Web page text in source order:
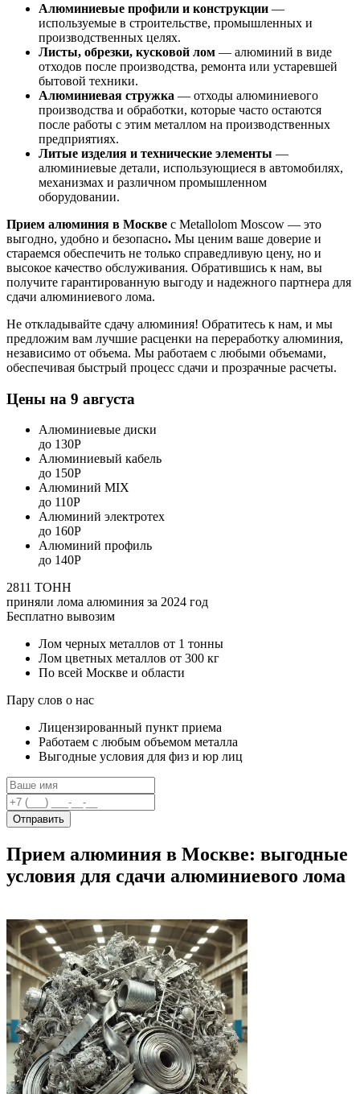
Алюминиевые профили и конструкции —
используемые в строительстве, промышленных и
производственных целях.
Листы, обрезки, кусковой лом — алюминий в виде
отходов после производства, ремонта или устаревшей
бытовой техники.
Алюминиевая стружка — отходы алюминиевого
производства и обработки, которые часто остаются
после работы с этим металлом на производственных
предприятиях.
Литые изделия и технические элементы —
алюминиевые детали, использующиеся в автомобилях,
механизмах и различном промышленном
оборудовании.
Прием алюминия в Москве с Metallolom Moscow — это
выгодно, удобно и безопасно. Мы ценим ваше доверие и
стараемся обеспечить не только справедливую цену, но и
высокое качество обслуживания. Обратившись к нам, вы
получите гарантированную выгоду и надежного партнера для
сдачи алюминиевого лома.
Не откладывайте сдачу алюминия! Обратитесь к нам, и мы
предложим вам лучшие расценки на переработку алюминия,
независимо от объема. Мы работаем с любыми объемами,
обеспечивая быстрый процесс сдачи и прозрачные расчеты.
Цены на 9 августа
Алюминиевые диски
до 130Р
Алюминиевый кабель
до 150Р
Алюминий MIX
до 110Р
Алюминий электротех
до 160Р
Алюминий профиль
до 140Р
2811 ТОНН
приняли лома алюминия за 2024 год
Бесплатно вывозим
Лом черных металлов от 1 тонны
Лом цветных металлов от 300 кг
По всей Москве и области
Пару слов о нас
Лицензированный пункт приема
Работаем с любым объемом металла
Выгодные условия для физ и юр лиц
Отправить
Прием алюминия в Москве: выгодные
условия для сдачи алюминиевого лома